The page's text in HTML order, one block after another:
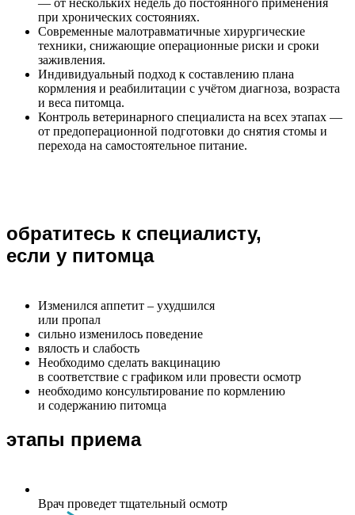
при хронических состояниях.
Современные малотравматичные хирургические
техники, снижающие операционные риски и сроки
заживления.
Индивидуальный подход к составлению плана
кормления и реабилитации с учётом диагноза, возраста
и веса питомца.
Контроль ветеринарного специалиста на всех этапах —
от предоперационной подготовки до снятия стомы и
перехода на самостоятельное питание.
обратитесь к специалисту,
если у питомца
Изменился аппетит – ухудшился
или пропал
сильно изменилось поведение
вялость и слабость
Необходимо сделать вакцинацию
в соответствие с графиком или провести осмотр
необходимо консультирование по кормлению
и содержанию питомца
этапы приема
Врач проведет тщательный осмотр